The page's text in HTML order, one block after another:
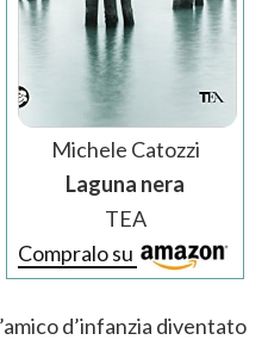
Michele Catozzi
Laguna nera
TEA
Compralo su
d’infanzia diventato